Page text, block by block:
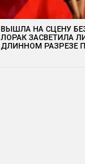
ВЫШЛА НА СЦЕНУ
ЛОРАК ЗАСВЕТИЛА
ДЛИННОМ РАЗРЕЗЕ